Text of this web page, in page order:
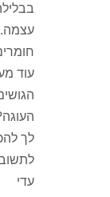
עצמה.
עוד
לך
עדי